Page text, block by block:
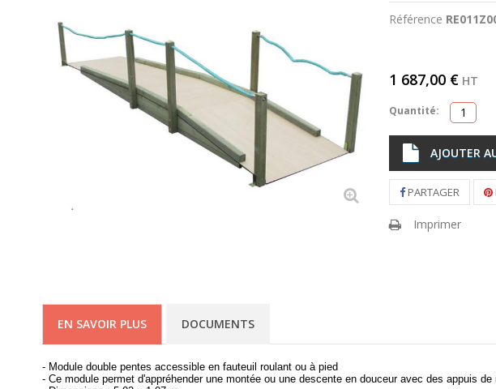
Référence
1 687,00 € HT
Quantité:
AJOUTER
PARTAGER
Imprimer
EN SAVOIR PLUS DOCUMENTS
- Module double pentes accessible en fauteuil roulant ou à pied
- Ce module permet d'appréhender une montée ou une descente en douceur avec des appuis de